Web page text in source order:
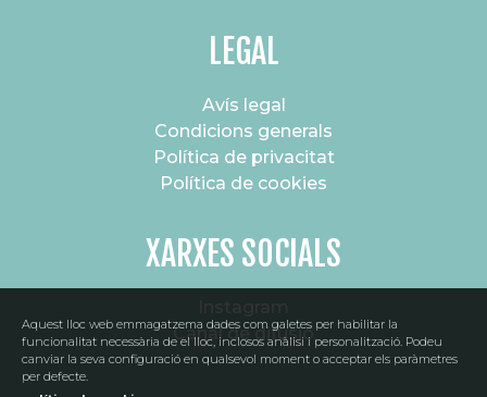
LEGAL
Avís legal
Condicions generals
Política de privacitat
Política de cookies
XARXES SOCIALS
Canal de difusió
Aquest lloc web emmagatzema dades com galetes per habilitar la
funcionalitat necessària de el lloc, inclosos anàlisi i personalització. Podeu
canviar la seva configuració en qualsevol moment o acceptar els paràmetres
per defecte.